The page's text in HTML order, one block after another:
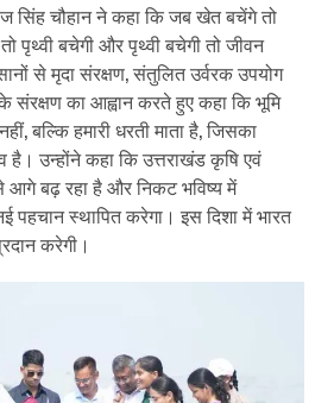
सिंह चौहान ने कहा कि जब खेत बचेंगे तो
पृथ्वी बचेगी और पृथ्वी बचेगी तो जीवन
से मृदा संरक्षण, संतुलित उर्वरक उपयोग
संरक्षण का आह्वान करते हुए कहा कि भूमि
बल्कि हमारी धरती माता है, जिसका
है। उन्होंने कहा कि उत्तराखंड कृषि एवं
आगे बढ़ रहा है और निकट भविष्य में
पहचान स्थापित करेगा। इस दिशा में भारत
करेगी।